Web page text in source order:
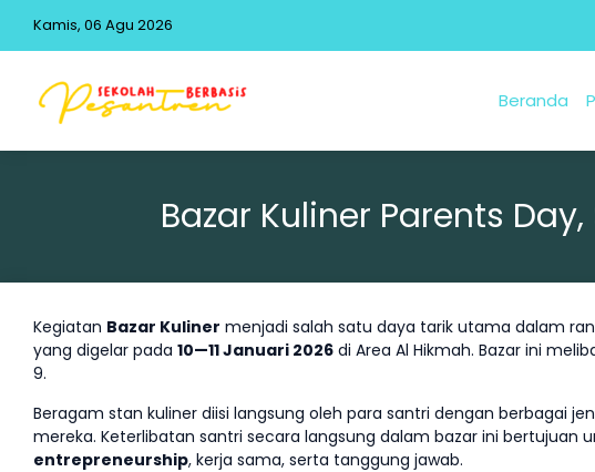
Kamis, 06 Agu 2026
Beranda
Bazar Kuliner Parents
Kegiatan Bazar Kuliner menjadi salah satu daya tarik utama dalam
yang digelar pada 10—11 Januari 2026 di Area Al Hikmah. Bazar ini
9.
Beragam stan kuliner diisi langsung oleh para santri dengan berbagai
mereka. Keterlibatan santri secara langsung dalam bazar ini bertujuan
entrepreneurship, kerja sama, serta tanggung jawab.